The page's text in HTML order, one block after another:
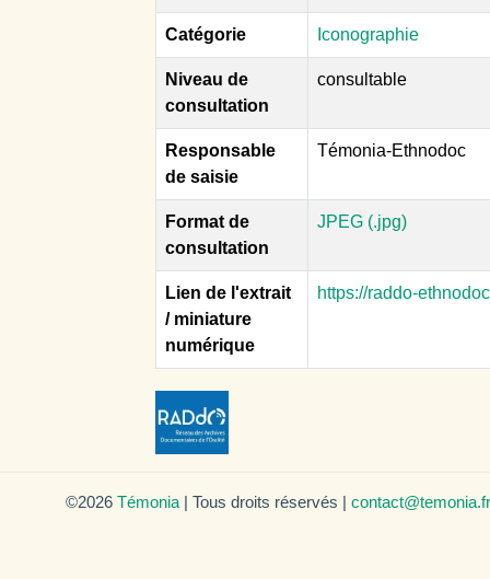
Catégorie Iconographie
Niveau de
consultation
consultable
Responsable
de saisie
Témonia-Ethnodoc
Format de
consultation
JPEG (.jpg)
Lien de l'extrait
/ miniature
numérique
https://raddo-
©2026 Témonia | Tous droits réservés | contact@temonia.fr